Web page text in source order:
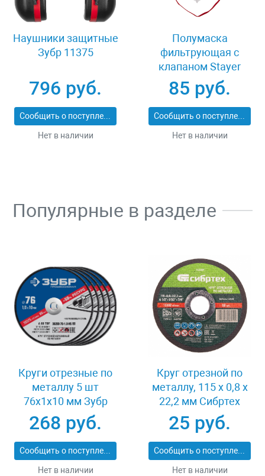
Наушники защитные
Зубр 11375
796 руб.
Сообщить о поступлении
Нет в наличии
Полумаска
фильтрующая с
клапаном Stayer
MASTER 11116
85 руб.
Сообщить о поступлении
Нет в наличии
Популярные в разделе
Круги отрезные по
металлу 5 шт
76x1x10 мм Зубр
36200-76-1.0-H5_z03
268 руб.
Сообщить о поступлении
Нет в наличии
Круг отрезной по
металлу, 115 х 0,8 х
22,2 мм Сибртех
743307
25 руб.
Сообщить о поступлении
Нет в наличии